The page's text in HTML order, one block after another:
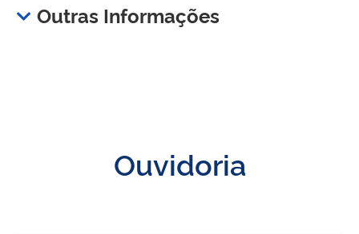
Outras Informações
Ouvidoria